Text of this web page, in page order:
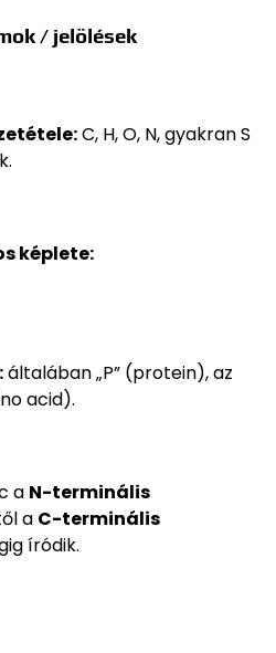
/ jelölések
C, H, O, N, gyakran S
képlete:
általában „P” (protein), az
acid).
a N-terminális
a C-terminális
íródik.